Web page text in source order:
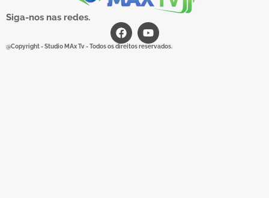
Siga-nos nas redes.
@Copyright - Studio MAx Tv - Todos os direitos reservados.